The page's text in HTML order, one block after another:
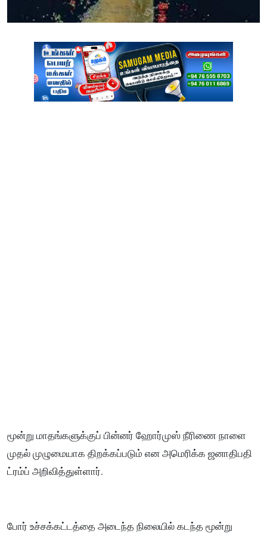
மூன்று மாதங்களுக்குப் பின்னர் ஹோர்முஸ் நீரிணை நாளை
முதல் முழுமையாக திறக்கப்படும் என அமெரிக்க ஜனாதிபதி
ட்ரம்ப் அறிவித்துள்ளார்.
போர் உச்சக்கட்டத்தை அடைந்த நிலையில் கடந்த மூன்று